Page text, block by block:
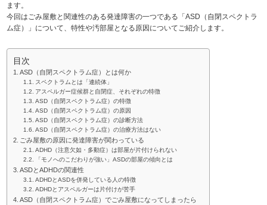
ます。
今回はごみ屋敷と関連性のある発達障害の一つである「ASD（自閉スペクトラ
ム症）」について、特性や汚部屋となる原因についてご紹介します。
目次
ASD（自閉スペクトラム症）とは何か
スペクトラムとは「連続体」
アスペルガー症候群と自閉症、それぞれの特徴
ASD（自閉スペクトラム症）の特徴
ASD（自閉スペクトラム症）の原因
ASD（自閉スペクトラム症）の診断方法
ASD（自閉スペクトラム症）の治療方法はない
ごみ屋敷の原因に発達障害が関わっている
ADHD（注意欠如・多動症）は部屋が片付けられない
「モノへのこだわりが強い」ASDの部屋の傾向とは
ASDとADHDの関連性
ADHDとASDを併発している人の特徴
ADHDとアスペルガーは片付けが苦手
ASD（自閉スペクトラム症）でごみ屋敷になってしまったら